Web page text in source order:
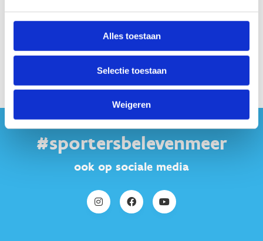
Alles toestaan
Selectie toestaan
Weigeren
#sportersbelevenmeer
ook op sociale media